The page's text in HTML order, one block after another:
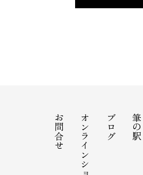
筆の駅
ブログ
オンラインショップ
お問合せ